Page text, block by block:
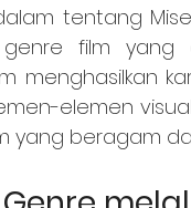
film yang
menghasilkan
elemen
beragam